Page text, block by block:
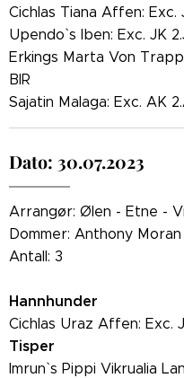
Cichlas Tiana Affen: Exc.
Upendo` s Iben: Exc. JK
Erkings Marta Von
BIR
Sajatin Malaga: Exc. AK
Dato: 30.07.2023
Arrangør: Ølen - Etne -
Dommer: Anthony Moran
Antall: 3
Hannhunder
Cichlas Uraz Affen: Exc.
Tisper
Imrun` s Pippi Vikrualia